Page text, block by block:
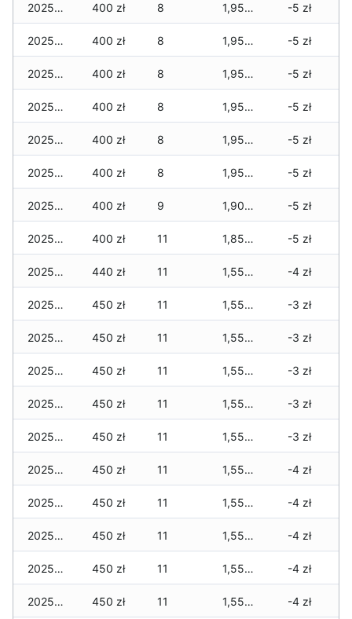
2025-12-05 400 zł 8 1,950 zł -5 zł
2025-12-04 400 zł 8 1,950 zł -5 zł
2025-12-03 400 zł 8 1,950 zł -5 zł
2025-12-02 400 zł 8 1,950 zł -5 zł
2025-12-01 400 zł 8 1,950 zł -5 zł
2025-11-30 400 zł 8 1,950 zł -5 zł
2025-11-29 400 zł 9 1,900 zł -5 zł
2025-11-28 400 zł 11 1,850 zł -5 zł
2025-11-27 440 zł 11 1,550 zł -4 zł
2025-11-26 450 zł 11 1,550 zł -3 zł
2025-11-25 450 zł 11 1,550 zł -3 zł
2025-11-24 450 zł 11 1,550 zł -3 zł
2025-11-23 450 zł 11 1,550 zł -3 zł
2025-11-22 450 zł 11 1,550 zł -3 zł
2025-11-21 450 zł 11 1,550 zł -4 zł
2025-11-20 450 zł 11 1,550 zł -4 zł
2025-11-19 450 zł 11 1,550 zł -4 zł
2025-11-18 450 zł 11 1,550 zł -4 zł
2025-11-17 450 zł 11 1,550 zł -4 zł